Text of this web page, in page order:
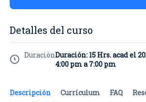
Descripción Currículum FAQ
Detalles del curso
DuraciónDuración: 15 Hrs. acad el
4:00 pm a 7:00 pm